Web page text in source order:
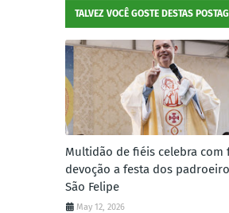
TALVEZ VOCÊ GOSTE DESTAS
Multidão de fiéis celebra com
devoção a festa dos
São Felipe
May 12, 2026